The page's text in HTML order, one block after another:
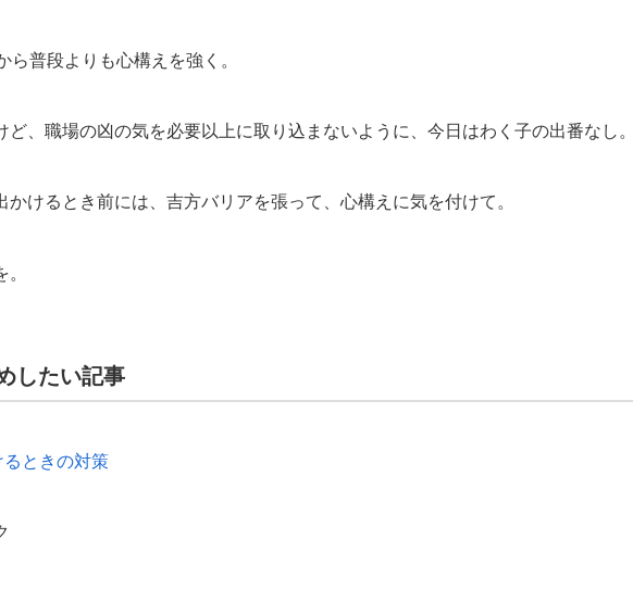
ら普段よりも心構えを強く。
ど、職場の凶の気を必要以上に取り込まないように、今日はわく子の出番なし。
かけるとき前には、吉方バリアを張って、心構えに気を付けて。
したい記事
ときの対策